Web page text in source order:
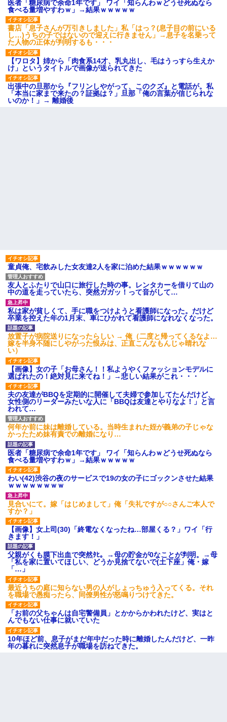
医者「糖尿病で余命1年です」 ワイ「知らんわｗどうせ死ぬなら
食べる量増やすわｗ」→結果ｗｗｗｗｗ
書店「息子さんが万引きしました」私「はっ？(息子目の前にいる
し…)うちの子ではないので迎えに行きません」→息子を名乗って
た人物の正体が判明するも・・・
【ワロタ】姉から「肉食系14才、乳丸出し、毛はうっすら生えか
け」というタイトルで画像が送られてきた
出張中の旦那から『フリンしやがって、このクズ』と電話が。私
「本当に家まで来たの？証拠は？」旦那「俺の言葉が信じられな
いのか！」→ 離婚後
童貞俺、宅飲みした女友達2人を家に泊めた結果ｗｗｗｗｗｗ
友人とふたりで山口に旅行した時の事。レンタカーを借りて山の
中の道を走っていたら、突然ガガッ！って音がして…
私は家が貧しくて、手に職をつけようと看護師になった。だけど
卒業を控えた年の1月末、車にひかれて看護師になれなくなった。
放置子が病院送りになったらしい → 俺（二度と帰ってくるなよ…
嫁を半身不随にしやがった恨みは、正直こんなもんじゃ晴れな
い）
【画像】女の子「お母さん！！私ようやくファッションモデルに
選ばれたの！絶対見に来てね！」→悲しい結果がこれ・・・
夫の友達がBBQを定期的に開催して夫婦で参加してたんだけど、
女性側のリーダーみたいな人に「BBQは友達とやりなよ！」と言
われて…
何年か前に妹は離婚している。当時生まれた姪が義弟の子じゃな
かったため妹有責での離婚になり…
医者「糖尿病で余命1年です」 ワイ「知らんわｗどうせ死ぬなら
食べる量増やすわｗ」→結果ｗｗｗｗｗ
わい(42)渋谷の夜のサービスで19の女の子にゴックンさせた結果
ｗｗｗｗｗｗｗｗ
見合いにて。嫁「はじめまして」俺「失礼ですが○○さんご本人で
すか？」
【画像】女上司(30)「終電なくなったね…部屋くる？」ワイ「行
きます！」
父親がくも膜下出血で突然ﾀﾋ。→母の貯金が0なことが判明。→母
「私を家に置いてほしい、どうか見捨てないで(土下座」俺・嫁
「…」
最近うちの庭に知らない男の人がしょっちゅう入ってくる。それ
を職場で愚痴ったら、同僚男性が怒鳴りつけてきた。
「お前の父ちゃんは自宅警備員」とかからかわれたけど、実はと
んでもない仕事に就いていた
10年ほど前、息子がまだ年中だった時に離婚したんだけど、一昨
年の暮れに突然息子が職場を訪ねてきた。